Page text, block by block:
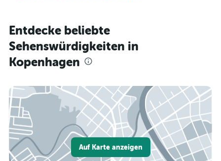
Entdecke beliebte
Sehenswürdigkeiten in
Kopenhagen
Auf Karte anzeigen